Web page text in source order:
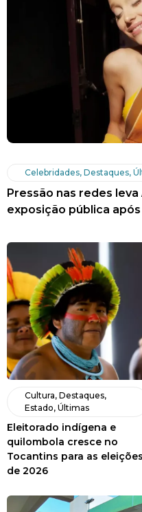
Celebridades, Destaques,
Pressão nas redes
exposição pública
Cultura, Destaques,
Estado, Últimas
Eleitorado indígena e
quilombola cresce no
Tocantins para as eleições
de 2026